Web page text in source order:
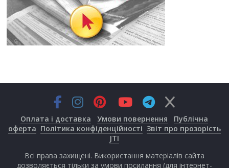
Оплата і доставка Умови повернення
Публічна
оферта Політика конфіденційності Звіт про прозорість
JTI
Всі права захищені. Використання матеріалів сайта
дозволяється тільки за умови посилання (для інтернет-